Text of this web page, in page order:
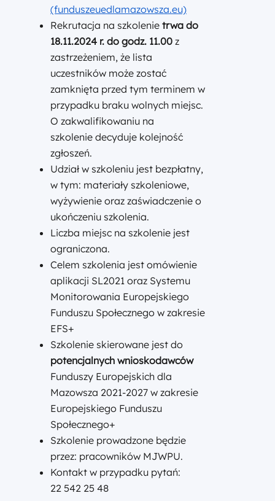
(funduszeuedlamazowsza.eu)
Rekrutacja na szkolenie trwa do
18.11.2024 r. do godz. 11.00 z
zastrzeżeniem, że lista
uczestników może zostać
zamknięta przed tym terminem w
przypadku braku wolnych miejsc.
O zakwalifikowaniu na
szkolenie decyduje kolejność
zgłoszeń.
Udział w szkoleniu jest bezpłatny,
w tym: materiały szkoleniowe,
wyżywienie oraz zaświadczenie o
ukończeniu szkolenia.
Liczba miejsc na szkolenie jest
ograniczona.
Celem szkolenia jest omówienie
aplikacji SL2021 oraz Systemu
Monitorowania Europejskiego
Funduszu Społecznego w zakresie
EFS+
Szkolenie skierowane jest do
potencjalnych wnioskodawców
Funduszy Europejskich dla
Mazowsza 2021-2027 w zakresie
Europejskiego Funduszu
Społecznego+
Szkolenie prowadzone będzie
przez: pracowników MJWPU.
Kontakt w przypadku pytań:
22 542 25 48